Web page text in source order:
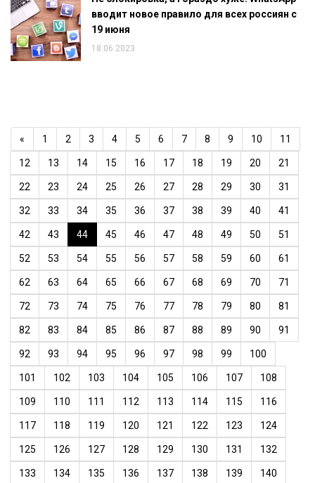
вводит новое правило для всех россиян с
19 июня
18.06.2023
« 1 2 3 4 5 6 7 8 9 10 11
12 13 14 15 16 17 18 19 20 21
22 23 24 25 26 27 28 29 30 31
32 33 34 35 36 37 38 39 40 41
42 43 44 45 46 47 48 49 50 51
52 53 54 55 56 57 58 59 60 61
62 63 64 65 66 67 68 69 70 71
72 73 74 75 76 77 78 79 80 81
82 83 84 85 86 87 88 89 90 91
92 93 94 95 96 97 98 99 100
101 102 103 104 105 106 107 108
109 110 111 112 113 114 115 116
117 118 119 120 121 122 123 124
125 126 127 128 129 130 131 132
133 134 135 136 137 138 139 140